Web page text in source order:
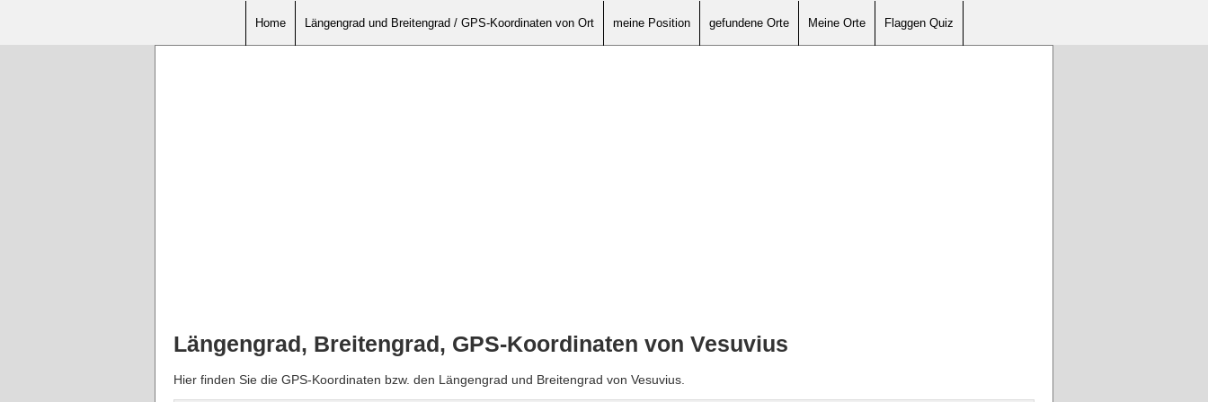
Home Längengrad und Breitengrad / GPS-Koordinaten von Ort meine Position gefundene Orte Meine Orte Flaggen Quiz
Längengrad, Breitengrad, GPS-Koordinaten von Vesuvius
Hier finden Sie die GPS-Koordinaten bzw. den Längengrad und Breitengrad von Vesuvius.